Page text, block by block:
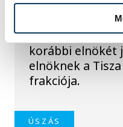
Baka Andrást, a
korábbi elnökét
elnöknek a
frakciója.
ÚSZÁS